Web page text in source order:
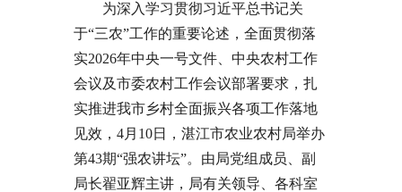
为深入学习贯彻习近平总书记关
于“三农”工作的重要论述，全面贯彻落
实2026年中央一号文件、中央农村工作
会议及市委农村工作会议部署要求，扎
实推进我市乡村全面振兴各项工作落地
见效，4月10日，湛江市农业农村局举办
第43期“强农讲坛”。由局党组成员、副
局长翟亚辉主讲，局有关领导、各科室